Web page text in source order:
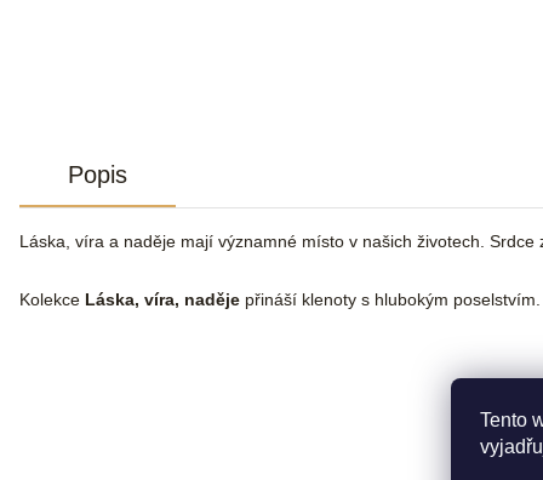
Tento
Popis
Láska, víra a naděje mají významné místo v našich životech.
Kolekce Láska, víra, naděje přináší klenoty s hlubokým poselstvím.